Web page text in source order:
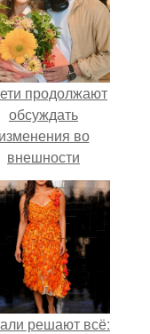
продолжают
обсуждать
изменения во
внешности
актрисы.
решают всё: